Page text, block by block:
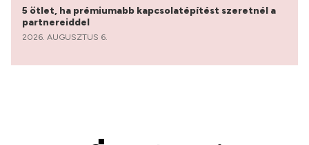
5 ötlet, ha prémiumabb kapcsolatépítést szeretnél a
partnereiddel
2026. AUGUSZTUS 6.